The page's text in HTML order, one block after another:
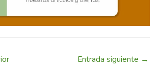
Entrada siguiente →